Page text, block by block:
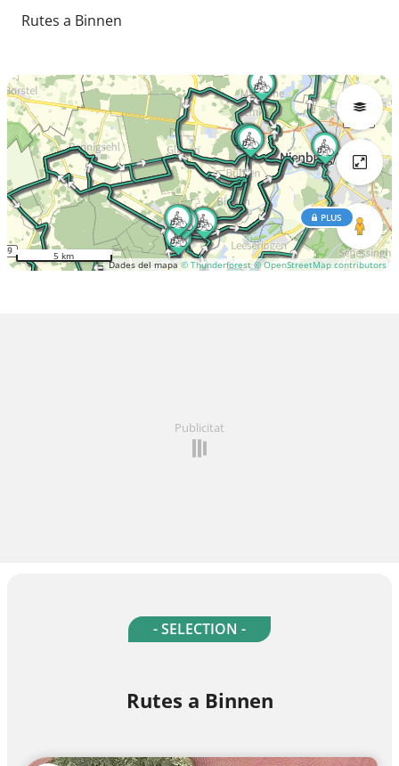
Rutes a Binnen
Dades del mapa© Thunderforest © OpenStreetMap contributors
PLUS
5 km
Publicitat
- SELECTION -
Rutes a Binnen